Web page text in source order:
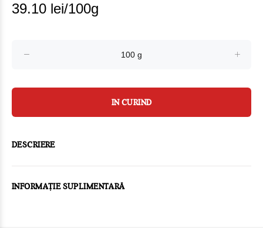
39.10 lei/100g
IN CURIND
DESCRIERE
INFORMAȚIE SUPLIMENTARĂ